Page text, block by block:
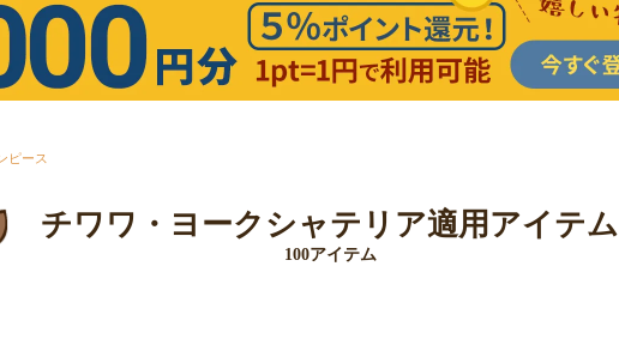
ピース
チワワ・ヨークシャテリア適用アイテム
100アイテム